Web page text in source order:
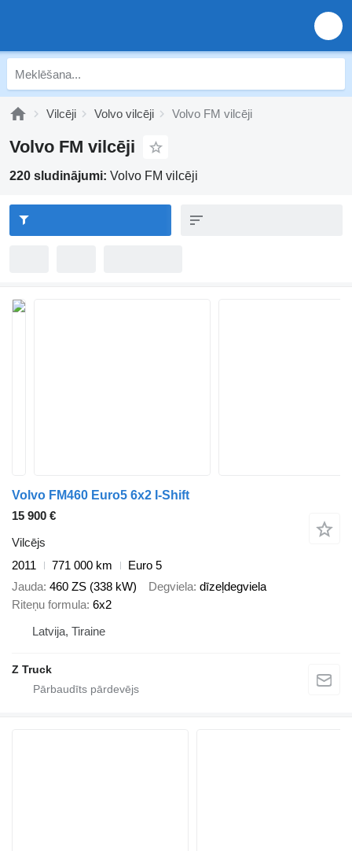
Vilcēji Volvo vilcēji Volvo FM vilcēji
Volvo FM vilcēji
220 sludinājumi: Volvo FM vilcēji
Volvo FM460 Euro5 6x2 I-Shift
15 900 €
Vilcējs
2011
771 000 km
Euro 5
Jauda 460 ZS (338 kW) Degviela dīzeļdegviela
Riteņu formula 6x2
Latvija, Tiraine
Z Truck